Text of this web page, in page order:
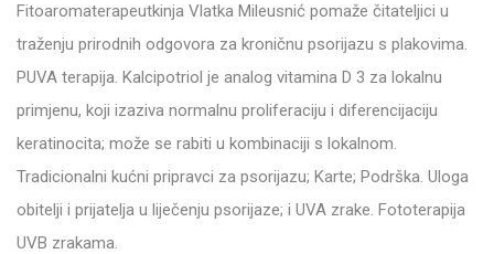
Fitoaromaterapeutkinja Vlatka Mileusnić pomaže čitateljici u
traženju prirodnih odgovora za kroničnu psorijazu s plakovima.
PUVA terapija. Kalcipotriol je analog vitamina D 3 za lokalnu
primjenu, koji izaziva normalnu proliferaciju i diferencijaciju
keratinocita; može se rabiti u kombinaciji s lokalnom.
Tradicionalni kućni pripravci za psorijazu; Karte; Podrška. Uloga
obitelji i prijatelja u liječenju psorijaze; i UVA zrake. Fototerapija
UVB zrakama.